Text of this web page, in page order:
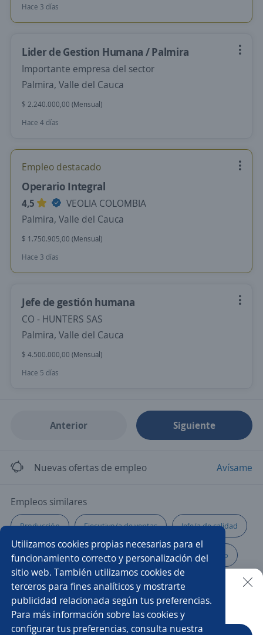
Utilizamos cookies propias necesarias para el
funcionamiento correcto y personalización del
sitio web. También utilizamos cookies de
terceros para fines analíticos y mostrarte
publicidad relacionada según tus preferencias.
Para más información sobre las cookies y
configurar tus preferencias, consulta nuestra
Hace 3 días
Lider de Gestion Humana / Palmira
Importante empresa del sector
Palmira, Valle del Cauca
$ 2.240.000,00 (Mensual)
Hace 4 días
Empleo destacado
Operario Integral
4,5
VEOLIA COLOMBIA
Palmira, Valle del Cauca
$ 1.750.905,00 (Mensual)
Hace 3 días
Jefe de gestión humana
CO - HUNTERS SAS
Palmira, Valle del Cauca
$ 4.500.000,00 (Mensual)
Hace 5 días
Anterior Siguiente
Nuevas ofertas de empleo Avísame
Empleos similares
Producción Ejecutivo/a de ventas Jefe/a de calidad
Gerente de operaciones Chef Auxiliar operativo
Jefe/a Gerente operativo Gerente comercial
Asistente de producción Supervisor/a ssoma
Buscar es más fácil en la app